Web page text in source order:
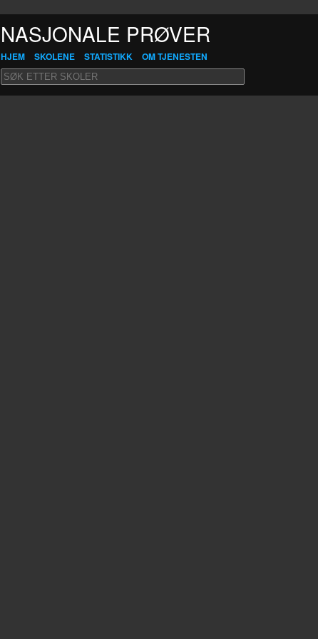
NASJONALE PRØVER
HJEM SKOLENE STATISTIKK OM TJENESTEN